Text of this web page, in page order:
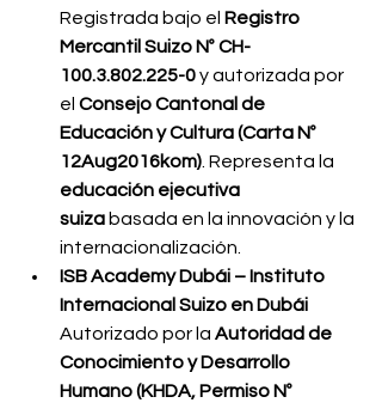
Registrada bajo el Registro
Mercantil Suizo Nº CH-
100.3.802.225-0 y autorizada por
el Consejo Cantonal de
Educación y Cultura (Carta Nº
12Aug2016kom) . Representa la
educación ejecutiva
suiza basada en la innovación y la
internacionalización.
ISB Academy Dubái – Instituto
Internacional Suizo en Dubái
Autorizado por la Autoridad de
Conocimiento y Desarrollo
Humano (KHDA, Permiso Nº